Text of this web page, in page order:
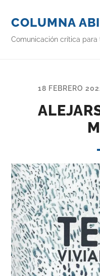
COLUMNA
Comunicación crítica
18 FEBRERO